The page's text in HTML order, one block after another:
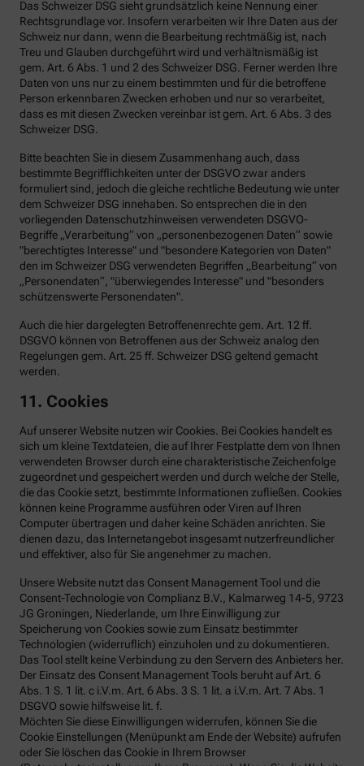
Das Schweizer DSG sieht grundsätzlich keine Nennung einer
Rechtsgrundlage vor. Insofern verarbeiten wir Ihre Daten aus der
Schweiz nur dann, wenn die Bearbeitung rechtmäßig ist, nach
Treu und Glauben durchgeführt wird und verhältnismäßig ist
gem. Art. 6 Abs. 1 und 2 des Schweizer DSG. Ferner werden Ihre
Daten von uns nur zu einem bestimmten und für die betroffene
Person erkennbaren Zwecken erhoben und nur so verarbeitet,
dass es mit diesen Zwecken vereinbar ist gem. Art. 6 Abs. 3 des
Schweizer DSG.
Bitte beachten Sie in diesem Zusammenhang auch, dass
bestimmte Begrifflichkeiten unter der DSGVO zwar anders
formuliert sind, jedoch die gleiche rechtliche Bedeutung wie unter
dem Schweizer DSG innehaben. So entsprechen die in den
vorliegenden Datenschutzhinweisen verwendeten DSGVO-
Begriffe „Verarbeitung“ von „personenbezogenen Daten“ sowie
"berechtigtes Interesse" und "besondere Kategorien von Daten"
den im Schweizer DSG verwendeten Begriffen „Bearbeitung“ von
„Personendaten“, "überwiegendes Interesse" und "besonders
schützenswerte Personendaten".
Auch die hier dargelegten Betroffenenrechte gem. Art. 12 ff.
DSGVO können von Betroffenen aus der Schweiz analog den
Regelungen gem. Art. 25 ff. Schweizer DSG geltend gemacht
werden.
11. Cookies
Auf unserer Website nutzen wir Cookies. Bei Cookies handelt es
sich um kleine Textdateien, die auf Ihrer Festplatte dem von Ihnen
verwendeten Browser durch eine charakteristische Zeichenfolge
zugeordnet und gespeichert werden und durch welche der Stelle,
die das Cookie setzt, bestimmte Informationen zufließen. Cookies
können keine Programme ausführen oder Viren auf Ihren
Computer übertragen und daher keine Schäden anrichten. Sie
dienen dazu, das Internetangebot insgesamt nutzerfreundlicher
und effektiver, also für Sie angenehmer zu machen.
Unsere Website nutzt das Consent Management Tool und die
Consent-Technologie von Complianz B.V., Kalmarweg 14-5, 9723
JG Groningen, Niederlande, um Ihre Einwilligung zur
Speicherung von Cookies sowie zum Einsatz bestimmter
Technologien (widerruflich) einzuholen und zu dokumentieren.
Das Tool stellt keine Verbindung zu den Servern des Anbieters her.
Der Einsatz des Consent Management Tools beruht auf Art. 6
Abs. 1 S. 1 lit. c i.V.m. Art. 6 Abs. 3 S. 1 lit. a i.V.m. Art. 7 Abs. 1
DSGVO sowie hilfsweise lit. f.
Möchten Sie diese Einwilligungen widerrufen, können Sie die
Cookie Einstellungen (Menüpunkt am Ende der Website) aufrufen
oder Sie löschen das Cookie in Ihrem Browser